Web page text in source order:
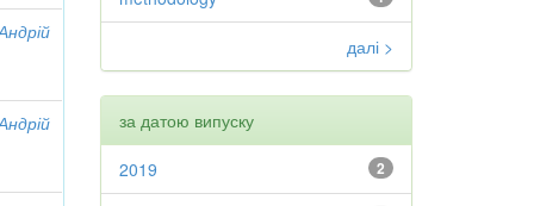
далі >
за датою випуску
2
2019